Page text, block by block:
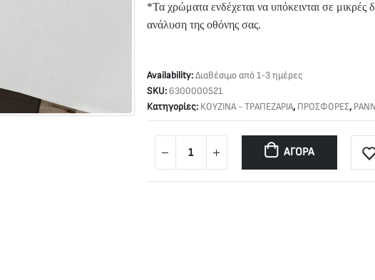
*Τα χρώματα ενδέχεται να υπόκεινται σε μικρές
ανάλυση της οθόνης σας.
Availability:Διαθέσιμο από 1-3 ημέρες
SKU: 6300000521
Κατηγορίες: ΚΟΥΖΙΝΑ - ΤΡΑΠΕΖΑΡΙΑ, ΠΡΟΣΦΟΡΕΣ,
ΑΓΟΡΆ